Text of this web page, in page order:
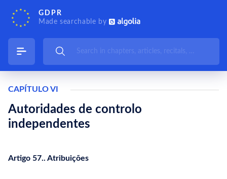
GDPR
Made searchable by
CAPÍTULO VI
Autoridades de controlo
independentes
Artigo 57.. Atribuições